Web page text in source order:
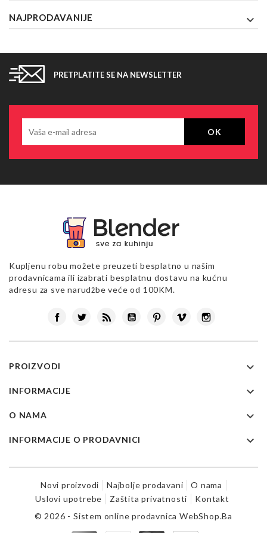
NAJPRODAVANIJE 
PRETPLATITE SE NA NEWSLETTER
Kupljenu robu možete preuzeti besplatno u našim
prodavnicama ili izabrati besplatnu dostavu na kućnu
adresu za sve narudžbe veće od 100KM.
FacebookTwitter Rss YouTubePinterest
Vimeo
PROIZVODI 
INFORMACIJE 
O NAMA 
INFORMACIJE O PRODAVNICI 
Novi proizvodi Najbolje prodavani
O nama
Uslovi upotrebe
Zaštita privatnosti
Kontakt
© 2026 - Sistem online prodavnica WebShop.Ba